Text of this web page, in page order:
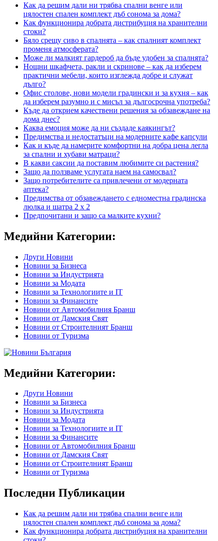
Как да решим дали ни трябва спални венге или
цялостен спален комплект дъб сонома за дома?
Как функционира добрата дистрибуция на хранителни
стоки?
Бяло срещу сиво в спалнята – как спалният комплект
променя атмосферата?
Може ли малкият гардероб да бъде удобен за спалнята?
Нощни шкафчета, ракли и скринове – как да изберем
практични мебели, които изглежда добре и служат
дълго?
Офис столове, нови модели градински и за кухня – как
да изберем разумно и с мисъл за дългосрочна употреба?
Къде да открием качествени решения за обзавеждане на
дома днес?
Каква емоция може да ни създаде каякингът?
Предимства и недостатъци на модерните кафе капсули
Как и къде да намерите комфортни на добра цена легла
за спални и хубави матраци?
В какви саксии да поставим любимите си растения?
Защо да ползваме услугата наем на самосвал?
Защо потребителите са привлечени от модерната
аптека?
Предимства от обзавеждането с едноместна градинска
люлка и шатра 2 х 2
Предпочитани и защо са малките кухни?
Медийни Категории:
Други Новини
Новини за Бизнеса
Новини за Индустрията
Новини за Модата
Новини за Технологиите и IT
Новини за Финансите
Новини от Автомобилния Бранш
Новини от Дамския Свят
Новини от Строителният Бранш
Новини от Туризма
Медийни Категории:
Други Новини
Новини за Бизнеса
Новини за Индустрията
Новини за Модата
Новини за Технологиите и IT
Новини за Финансите
Новини от Автомобилния Бранш
Новини от Дамския Свят
Новини от Строителният Бранш
Новини от Туризма
Последни Публикации
Как да решим дали ни трябва спални венге или
цялостен спален комплект дъб сонома за дома?
Как функционира добрата дистрибуция на хранителни